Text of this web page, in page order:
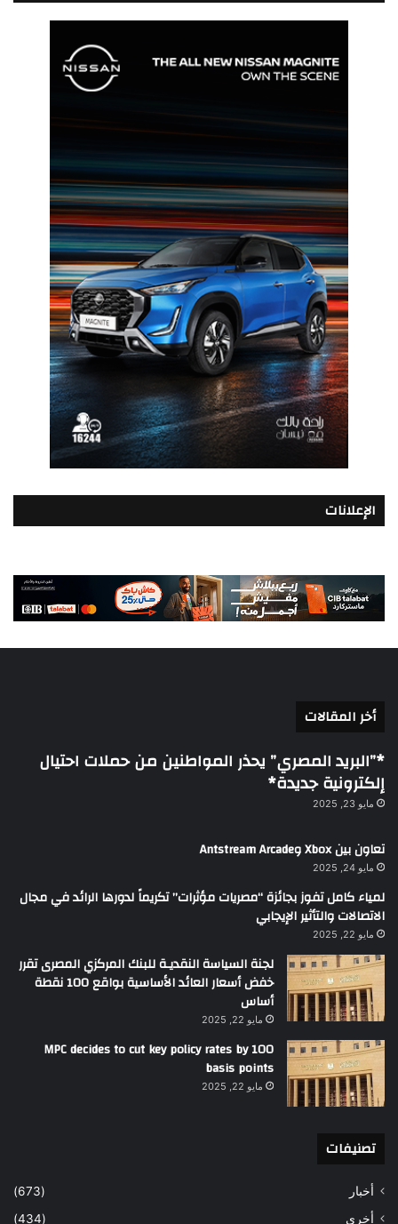
الإعلانات
أخر المقالات
*”البريد المصري” يحذر المواطنين من حملات احتيال
إلكترونية جديدة*
مايو 23, 2025
تعاون بين Xbox وAntstream Arcade
مايو 24, 2025
لمياء كامل تفوز بجائزة “مصريات مؤثرات” تكريماً لدورها الرائد في مجال
الاتصالات والتأثير الإيجابي
مايو 22, 2025
لجنة السياسة النقديـة للبنك المركزي المصرى تقرر
خفض أسعار العائد الأساسية بواقع 100 نقطة
أساس
مايو 22, 2025
MPC decides to cut key policy rates by 100
basis points
مايو 22, 2025
تصنيفات
أخبار
(673)
أخري
(434)